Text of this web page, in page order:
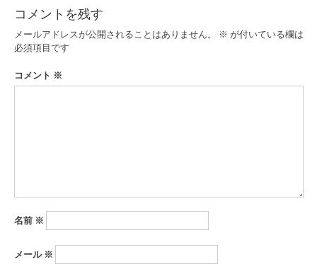
ゲ
ー
シ
コメントを残す
メールアドレスが公開されることはありません。 ※ が付いている欄は
必須項目です
コメント ※
名前 ※
メール ※